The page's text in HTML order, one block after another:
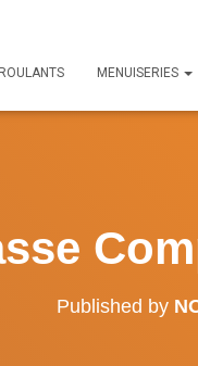
MENUISERIES
Published by